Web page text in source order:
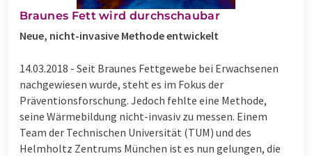
Braunes Fett wird durchschaubar
Neue, nicht-invasive Methode entwickelt
14.03.2018 - Seit Braunes Fettgewebe bei Erwachsenen
nachgewiesen wurde, steht es im Fokus der
Präventionsforschung. Jedoch fehlte eine Methode,
seine Wärmebildung nicht-invasiv zu messen. Einem
Team der Technischen Universität (TUM) und des
Helmholtz Zentrums München ist es nun gelungen, die